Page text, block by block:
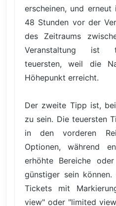
erscheinen, und
48 Stunden vor der
des Zeitraums
Veranstaltung ist
teuersten, weil die
Höhepunkt erreicht.
Der zweite Tipp ist,
zu sein. Die teuersten
in den vorderen
Optionen, während
erhöhte Bereiche
günstiger sein
Tickets mit
view" oder "limited